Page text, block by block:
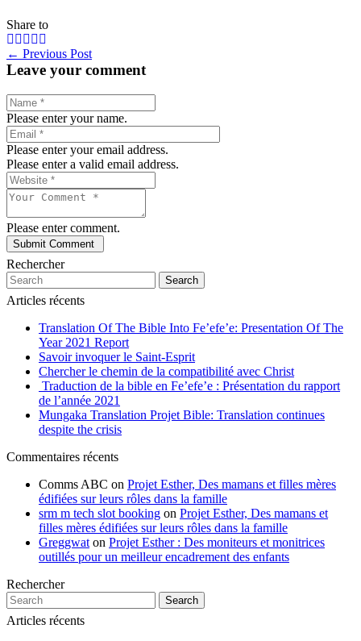
Share to
← Previous Post
Leave your comment
Please enter your name.
Please enter your email address.
Please enter a valid email address.
Please enter comment.
Rechercher
Search
Articles récents
Translation Of The Bible Into Fe’efe’e: Presentation Of The
Year 2021 Report
Savoir invoquer le Saint-Esprit
Chercher le chemin de la compatibilité avec Christ
Traduction de la bible en Fe’efe’e : Présentation du rapport
de l’année 2021
Mungaka Translation Projet Bible: Translation continues
despite the crisis
Commentaires récents
Comms ABC on Projet Esther, Des mamans et filles mères
édifiées sur leurs rôles dans la famille
srm m tech slot booking on Projet Esther, Des mamans et
filles mères édifiées sur leurs rôles dans la famille
Greggwat on Projet Esther : Des moniteurs et monitrices
outillés pour un meilleur encadrement des enfants
Rechercher
Search
Articles récents